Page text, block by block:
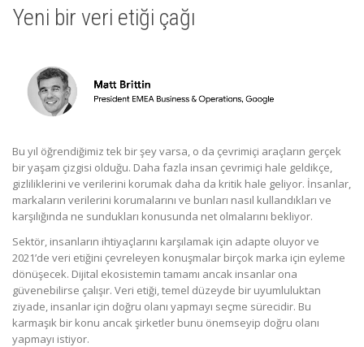
Yeni bir veri etiği çağı
Bu yıl öğrendiğimiz tek bir şey varsa, o da çevrimiçi araçların gerçek
bir yaşam çizgisi olduğu. Daha fazla insan çevrimiçi hale geldikçe,
gizliliklerini ve verilerini korumak daha da kritik hale geliyor. İnsanlar,
markaların verilerini korumalarını ve bunları nasıl kullandıkları ve
karşılığında ne sundukları konusunda net olmalarını bekliyor.
Sektör, insanların ihtiyaçlarını karşılamak için adapte oluyor ve
2021’de veri etiğini çevreleyen konuşmalar birçok marka için eyleme
dönüşecek. Dijital ekosistemin tamamı ancak insanlar ona
güvenebilirse çalışır. Veri etiği, temel düzeyde bir uyumluluktan
ziyade, insanlar için doğru olanı yapmayı seçme sürecidir. Bu
karmaşık bir konu ancak şirketler bunu önemseyip doğru olanı
yapmayı istiyor.